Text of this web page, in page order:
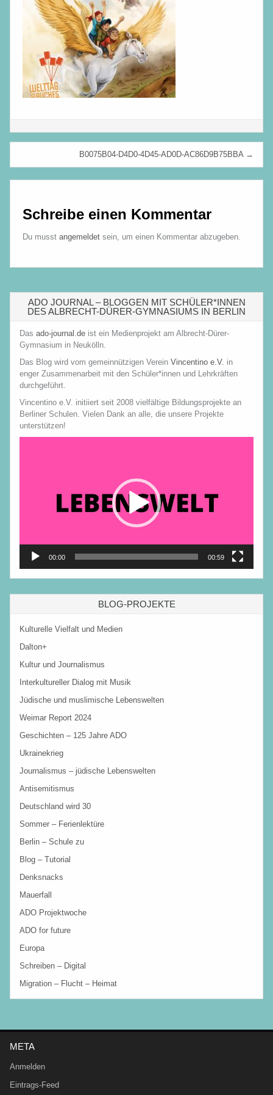
Beitragsnavigation
B0075B04-D4D0-4D45-AD0D-AC86D9B75BBA →
Schreibe einen Kommentar
Du musst angemeldet sein, um einen Kommentar abzugeben.
ADO JOURNAL – BLOGGEN MIT SCHÜLER*INNEN
DES ALBRECHT-DÜRER-GYMNASIUMS IN BERLIN
Das ado-journal.de ist ein Medienprojekt am Albrecht-Dürer-
Gymnasium in Neukölln.
Das Blog wird vom gemeinnützigen Verein Vincentino e.V. in
enger Zusammenarbeit mit den Schüler*innen und Lehrkräften
durchgeführt.
Vincentino e.V. initiiert seit 2008 vielfältige Bildungsprojekte an
Berliner Schulen. Vielen Dank an alle, die unsere Projekte
unterstützen!
00:00 00:59
BLOG-PROJEKTE
Kulturelle Vielfalt und Medien
Dalton+
Kultur und Journalismus
Interkultureller Dialog mit Musik
Jüdische und muslimische Lebenswelten
Weimar Report 2024
Geschichten – 125 Jahre ADO
Ukrainekrieg
Journalismus – jüdische Lebenswelten
Antisemitismus
Deutschland wird 30
Sommer – Ferienlektüre
Berlin – Schule zu
Blog – Tutorial
Denksnacks
Mauerfall
ADO Projektwoche
ADO for future
Europa
Schreiben – Digital
Migration – Flucht – Heimat
META
Anmelden
Eintrags-Feed